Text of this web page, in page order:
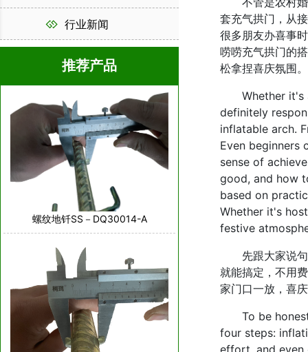
套充气拱门，从
很多朋友办喜事
唠唠充气拱门的
松拿捏喜庆氛围。
Whether it's a
definitely
inflatable arch.
Even beginners
sense of
good, and how
based on
Whether it's
festive
先跟大家说句
就能搞定，不用
家门口一放，喜
To be honest
four steps:
effort, and even
行业新闻
推荐产品
螺纹地钎SS－DQ30014-A